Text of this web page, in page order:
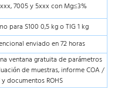
7005 y 5xxx con Mg≤3%
para S100 0,5 kg o TIG 1 kg
enviado en 72 horas
ventana gratuita de parámetros
de muestras, informe COA /
y documentos ROHS